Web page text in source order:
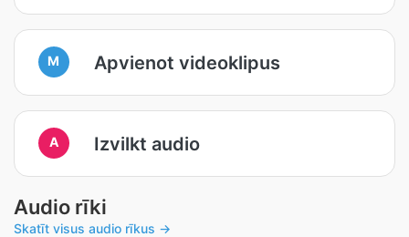
M Apvienot videoklipus
A Izvilkt audio
Audio rīki
Skatīt visus audio rīkus →